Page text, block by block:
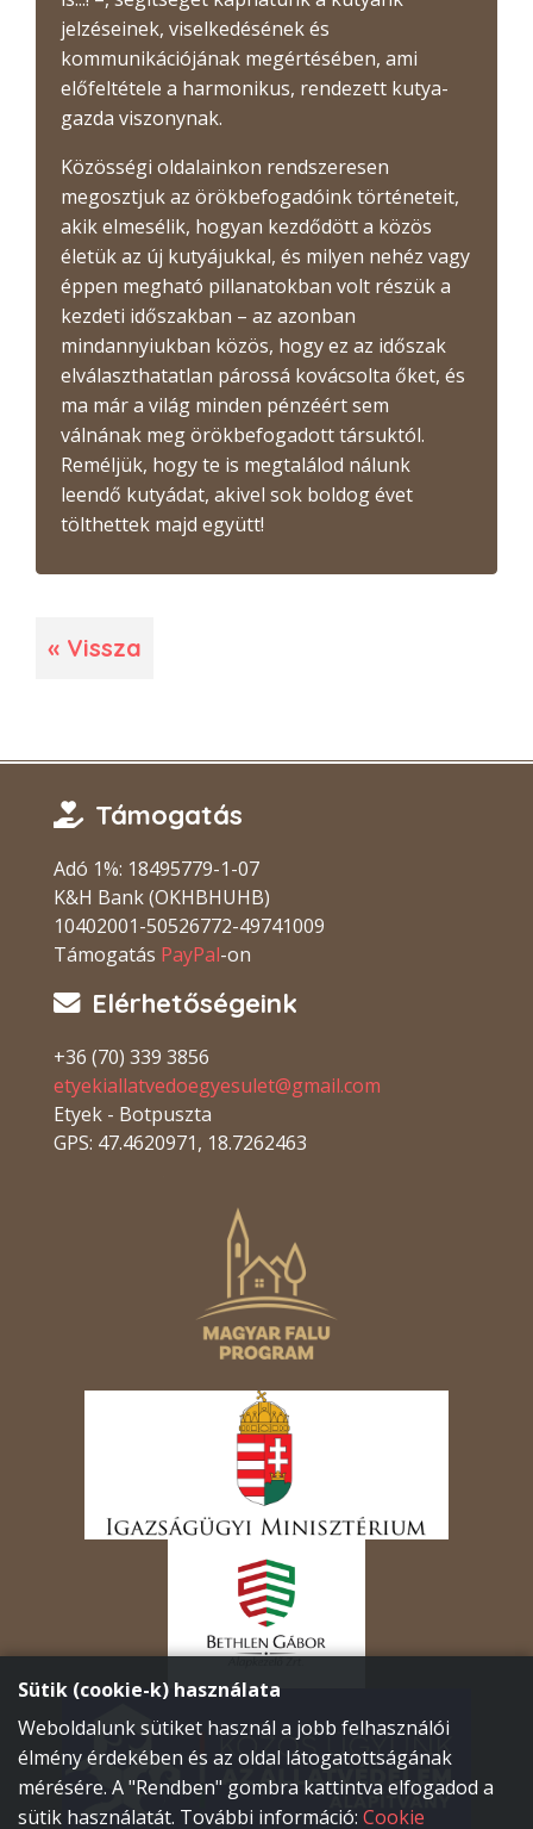
jelzéseinek, viselkedésének és
kommunikációjának megértésében, ami
előfeltétele a harmonikus, rendezett kutya-
gazda viszonynak.
Közösségi oldalainkon rendszeresen
megosztjuk az örökbefogadóink történeteit,
akik elmesélik, hogyan kezdődött a közös
életük az új kutyájukkal, és milyen nehéz vagy
éppen megható pillanatokban volt részük a
kezdeti időszakban – az azonban
mindannyiukban közös, hogy ez az időszak
elválaszthatatlan párossá kovácsolta őket, és
ma már a világ minden pénzéért sem
válnának meg örökbefogadott társuktól.
Reméljük, hogy te is megtalálod nálunk
leendő kutyádat, akivel sok boldog évet
tölthettek majd együtt!
« Vissza
Támogatás
Adó 1%: 18495779-1-07
K&H Bank (OKHBHUHB)
10402001-50526772-49741009
Támogatás PayPal-on
Elérhetőségeink
+36 (70) 339 3856
etyekiallatvedoegyesulet@gmail.com
Etyek - Botpuszta
GPS: 47.4620971, 18.7262463
Sütik (cookie-k) használata
Weboldalunk sütiket használ a jobb felhasználói
élmény érdekében és az oldal látogatottságának
mérésére. A "Rendben" gombra kattintva elfogadod a
sütik használatát. További információ: Cookie